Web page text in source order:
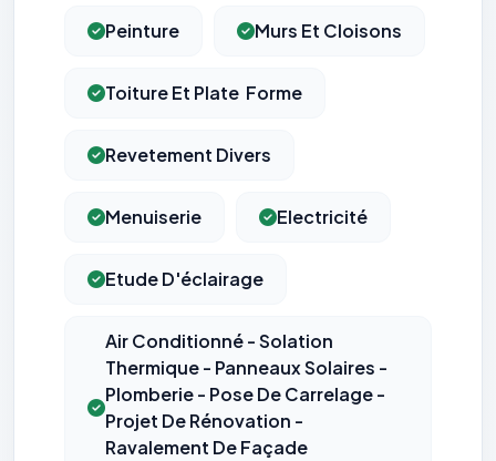
Peinture Murs Et Cloisons
Toiture Et Plate  Forme
Revetement Divers
Menuiserie Electricité
Etude D'éclairage
Air Conditionné - Solation
Thermique - Panneaux Solaires -
Plomberie - Pose De Carrelage -
Projet De Rénovation -
Ravalement De Façade